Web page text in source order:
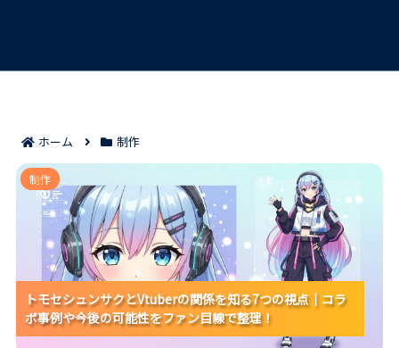
ホーム 制作
トモセシュンサクとVtuberの関係を知る7つの視点｜コ
ラボ事例や今後の可能性をファン目線で整理！
トモセシュンサクとVtuberの関係を知る7つの視点｜コラ
ボ事例や今後の可能性をファン目線で整理！
トモセシュンサクとVtuberの関係を知る7つの視点｜コラ
ボ事例や今後の可能性をファン目線で整理！
トモセシュンサクとVtuberの関係を知る7つの視点｜コラ
ボ事例や今後の可能性をファン目線で整理！
制作